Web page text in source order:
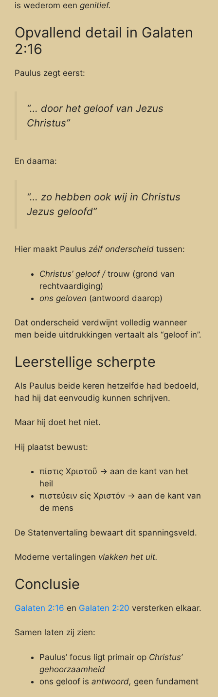
is wederom een genitief.
Opvallend detail in Galaten
2:16
Paulus zegt eerst:
“… door het geloof van Jezus
Christus”
En daarna:
“… zo hebben ook wij in Christus
Jezus geloofd”
Hier maakt Paulus zélf onderscheid tussen:
Christus’ geloof /trouw (grond van
rechtvaardiging)
ons geloven (antwoord daarop)
Dat onderscheid verdwijnt volledig wanneer
men beide uitdrukkingen vertaalt als “geloof in”.
Leerstellige scherpte
Als Paulus beide keren hetzelfde had bedoeld,
had hij dat eenvoudig kunnen schrijven.
Maar hij doet het niet.
Hij plaatst bewust:
πίστις Χριστοῦ → aan de kant van het
heil
πιστεύειν εἰς Χριστόν → aan de kant van
de mens
De Statenvertaling bewaart dit spanningsveld.
Moderne vertalingen vlakken het uit.
Conclusie
Galaten 2:16 en Galaten 2:20 versterken elkaar.
Samen laten zij zien:
Paulus’ focus ligt primair op Christus’
gehoorzaamheid
ons geloof is antwoord, geen fundament